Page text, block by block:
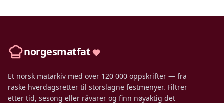
norgesmatfat
Et norsk matarkiv med over 120 000 oppskrifter — fra
raske hverdagsretter til storslagne festmenyer. Filtrer
etter tid, sesong eller råvarer og finn nøyaktig det